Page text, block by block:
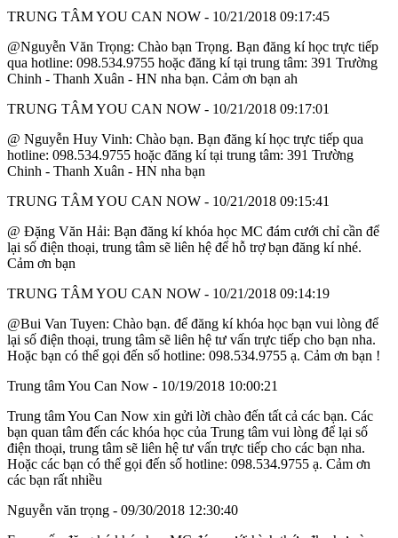
TRUNG TÂM YOU CAN NOW - 10/21/2018 09:17:45
@Nguyễn Văn Trọng: Chào bạn Trọng. Bạn đăng kí học trực tiếp
qua hotline: 098.534.9755 hoặc đăng kí tại trung tâm: 391 Trường
Chinh - Thanh Xuân - HN nha bạn. Cảm ơn bạn ah
TRUNG TÂM YOU CAN NOW - 10/21/2018 09:17:01
@ Nguyễn Huy Vinh: Chào bạn. Bạn đăng kí học trực tiếp qua
hotline: 098.534.9755 hoặc đăng kí tại trung tâm: 391 Trường
Chinh - Thanh Xuân - HN nha bạn
TRUNG TÂM YOU CAN NOW - 10/21/2018 09:15:41
@ Đặng Văn Hải: Bạn đăng kí khóa học MC đám cưới chỉ cần để
lại số điện thoại, trung tâm sẽ liên hệ để hỗ trợ bạn đăng kí nhé.
Cảm ơn bạn
TRUNG TÂM YOU CAN NOW - 10/21/2018 09:14:19
@Bui Van Tuyen: Chào bạn. để đăng kí khóa học bạn vui lòng để
lại số điện thoại, trung tâm sẽ liên hệ tư vấn trực tiếp cho bạn nha.
Hoặc bạn có thể gọi đến số hotline: 098.534.9755 ạ. Cảm ơn bạn !
Trung tâm You Can Now - 10/19/2018 10:00:21
Trung tâm You Can Now xin gửi lời chào đến tất cả các bạn. Các
bạn quan tâm đến các khóa học của Trung tâm vui lòng để lại số
điện thoại, trung tâm sẽ liên hệ tư vấn trực tiếp cho các bạn nha.
Hoặc các bạn có thể gọi đến số hotline: 098.534.9755 ạ. Cảm ơn
các bạn rất nhiều
Nguyễn văn trọng - 09/30/2018 12:30:40